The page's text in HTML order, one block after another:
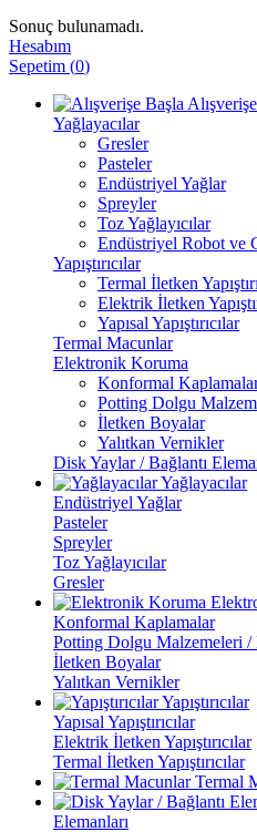
Sonuç bulunamadı.
Hesabım
Sepetim (0)
Yağlayacılar
Gresler
Pasteler
Endüstriyel Yağlar
Spreyler
Toz Yağlayıcılar
Endüstriyel Robot ve
Yapıştırıcılar
Termal İletken
Elektrik İletken
Yapısal Yapıştırıcılar
Termal Macunlar
Elektronik Koruma
Konformal
Potting Dolgu
İletken Boyalar
Yalıtkan Vernikler
Disk Yaylar / Bağlantı
Yağlayacılar
Endüstriyel Yağlar
Pasteler
Spreyler
Toz Yağlayıcılar
Gresler
Konformal Kaplamalar
Potting Dolgu Malzemeleri /
İletken Boyalar
Yalıtkan Vernikler
Yapıştırıcılar
Yapısal Yapıştırıcılar
Elektrik İletken Yapıştırıcılar
Termal İletken Yapıştırıcılar
Termal
Elemanları